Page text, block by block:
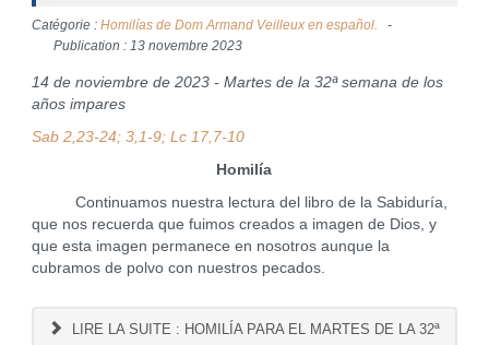
Catégorie : Homilías de Dom Armand Veilleux en español.
Publication : 13 novembre 2023
14 de noviembre de 2023 - Martes de la 32ª semana de los
años impares
Sab 2,23-24; 3,1-9; Lc 17,7-10
Homilía
Continuamos nuestra lectura del libro de la Sabiduría,
que nos recuerda que fuimos creados a imagen de Dios, y
que esta imagen permanece en nosotros aunque la
cubramos de polvo con nuestros pecados.
LIRE LA SUITE : HOMILÍA PARA EL MARTES DE LA 32ª